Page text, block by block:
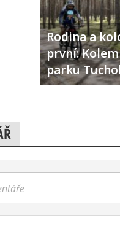
Rodina a
první:
parku